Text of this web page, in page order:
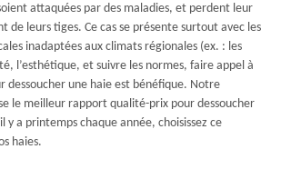
attaquées par des maladies, et perdent leur
de leurs tiges. Ce cas se présente surtout avec les
inadaptées aux climats régionales (ex. : les
l’esthétique, et suivre les normes, faire appel à
dessoucher une haie est bénéfique. Notre
le meilleur rapport qualité-prix pour dessoucher
y a printemps chaque année, choisissez ce
haies.